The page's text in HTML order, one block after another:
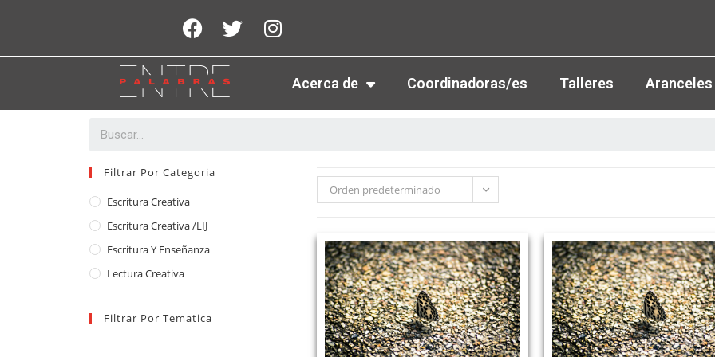
Acerca de Coordinadoras/es Talleres Aranceles
Filtrar Por Categoria
Escritura Creativa
Escritura Creativa /LIJ
Escritura Y Enseñanza
Lectura Creativa
Filtrar Por Tematica
Orden predeterminado